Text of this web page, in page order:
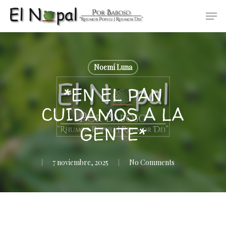
Skip
main
content
Noemí Luna
*EN EL PAN
CUIDAMOS A LA
GENTE*
7 noviembre, 2025 No Comments